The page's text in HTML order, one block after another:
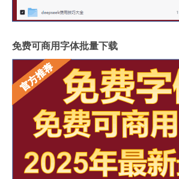
免费可商用字体批量下载